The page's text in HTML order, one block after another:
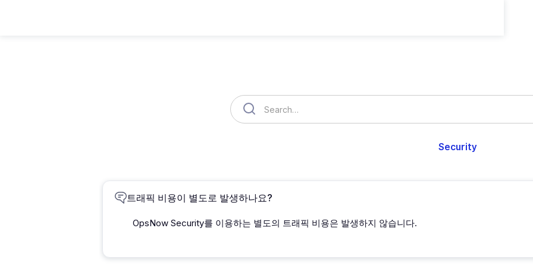
Security
트래픽 비용이 별도로 발생하나요?
OpsNow Security를 이용하는 별도의 트래픽 비용은 발생하지 않습니다.